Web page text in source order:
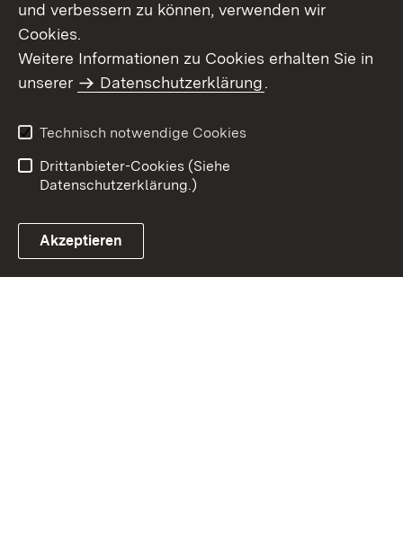
Benutzungshinweise
Erklärung zur
und verbessern zu können, verwenden wir
Cookies.
Weitere Informationen zu Cookies erhalten Sie in
unserer
Datenschutzerklärung.
Technisch notwendige Cookies
Drittanbieter-Cookies (Siehe
Datenschutzerklärung.)
Akzeptieren